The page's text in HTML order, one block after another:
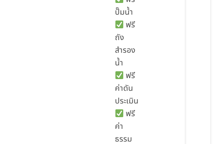
ปั๊มน้ำ
ฟรี
ถัง
สำรอง
น้ำ
ฟรี
ค่าดัน
ประเมิน
ฟรี
ค่า
ธรรม